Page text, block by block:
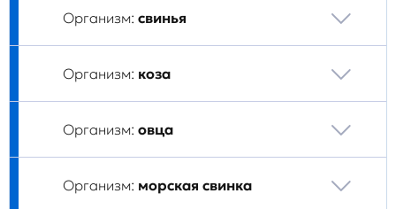
Организм: свинья
Организм: коза
Организм: овца
Организм: морская свинка